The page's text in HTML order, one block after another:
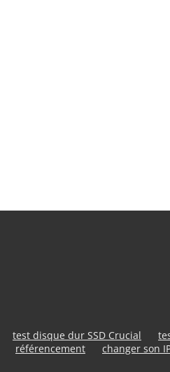
test disque dur SSD Crucial
référencement
changer son